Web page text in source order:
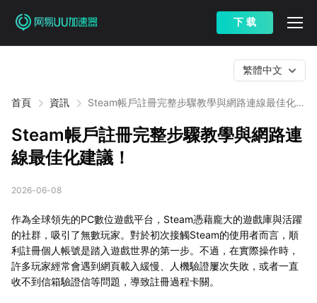
下 载
首頁 資訊
Steam帳戶註冊完整步驟教學與網路連線最佳化建
繁體中文
Steam帳戶註冊完整步驟教學與網路連
線最佳化建議！
2026-06-08
作為全球領先的PC數位遊戲平台，Steam憑藉龐大的遊戲庫與活躍
的社群，吸引了無數玩家。對於初次接觸Steam的使用者而言，順
利註冊個人帳號是踏入遊戲世界的第一步。不過，在實際操作時，
許多玩家經常會遇到網頁載入緩慢、人機驗證屢次失敗，或者一直
收不到信箱驗證信等問題，導致註冊過程卡關。